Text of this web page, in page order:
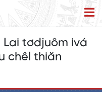
Lai tơdjuôm ivá
chêl thiăn